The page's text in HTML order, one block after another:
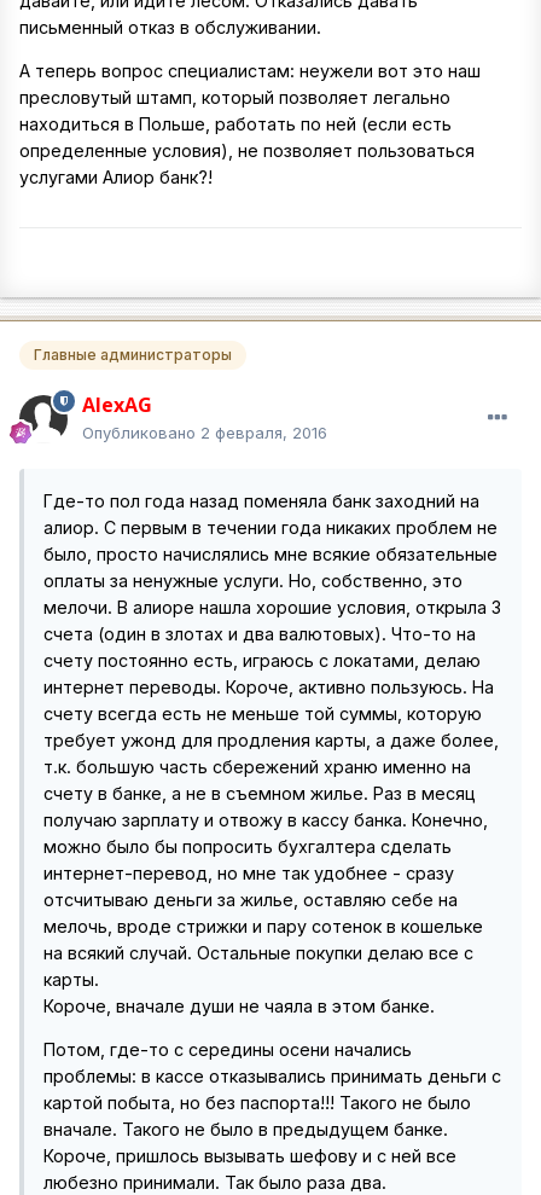
письменный отказ в обслуживании.
А теперь вопрос специалистам: неужели вот это наш
пресловутый штамп, который позволяет легально
находиться в Польше, работать по ней (если есть
определенные условия), не позволяет пользоваться
услугами Алиор банк?!
Главные администраторы
AlexAG
Опубликовано 2 февраля, 2016
Где-то пол года назад поменяла банк заходний на
алиор. С первым в течении года никаких проблем не
было, просто начислялись мне всякие обязательные
оплаты за ненужные услуги. Но, собственно, это
мелочи. В алиоре нашла хорошие условия, открыла 3
счета (один в злотах и два валютовых). Что-то на
счету постоянно есть, играюсь с локатами, делаю
интернет переводы. Короче, активно пользуюсь. На
счету всегда есть не меньше той суммы, которую
требует ужонд для продления карты, а даже более,
т.к. большую часть сбережений храню именно на
счету в банке, а не в съемном жилье. Раз в месяц
получаю зарплату и отвожу в кассу банка. Конечно,
можно было бы попросить бухгалтера сделать
интернет-перевод, но мне так удобнее - сразу
отсчитываю деньги за жилье, оставляю себе на
мелочь, вроде стрижки и пару сотенок в кошельке
на всякий случай. Остальные покупки делаю все с
карты.
Короче, вначале души не чаяла в этом банке.
Потом, где-то с середины осени начались
проблемы: в кассе отказывались принимать деньги с
картой побыта, но без паспорта!!! Такого не было
вначале. Такого не было в предыдущем банке.
Короче, пришлось вызывать шефову и с ней все
любезно принимали. Так было раза два.